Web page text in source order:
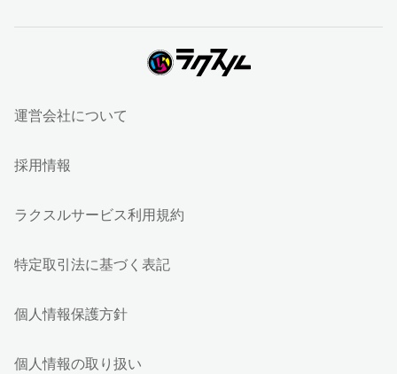
運営会社について
採用情報
ラクスルサービス利用規約
特定取引法に基づく表記
個人情報保護方針
個人情報の取り扱い